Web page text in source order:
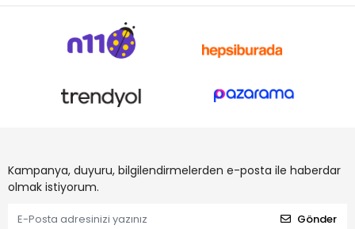
Kampanya, duyuru, bilgilendirmelerden e-posta ile haberdar
olmak istiyorum.
Gönder